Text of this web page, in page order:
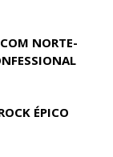
NORTE-
ÉPICO